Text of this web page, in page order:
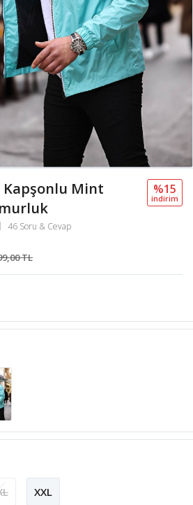
Kapşonlu Mint
46 Soru & Cevap
TL
%15
i̇ndi̇ri̇m
XXL